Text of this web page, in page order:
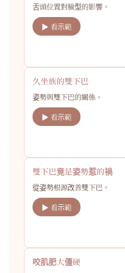
舌頭位置對臉型的影響。
▶ 看示範
久坐族的雙下巴
姿勢與雙下巴的關係。
▶ 看示範
雙下巴竟是姿勢惹的禍
從姿勢根源改善雙下巴。
▶ 看示範
咬肌肥大僵硬